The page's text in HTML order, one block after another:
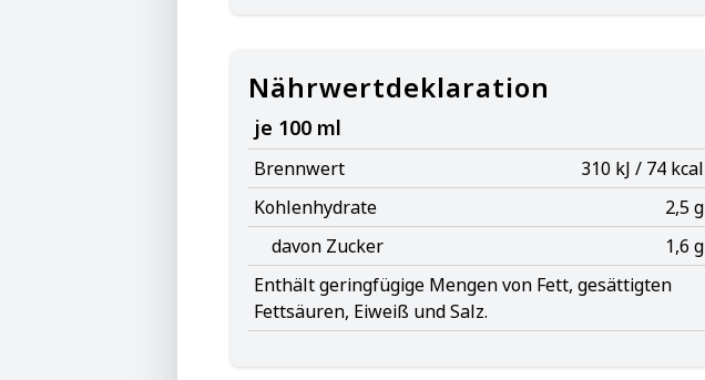
Nährwertdeklaration
je 100 ml
Brennwert
310 kJ / 74 kcal
Kohlenhydrate
2,5 g
davon Zucker
1,6 g
Enthält geringfügige Mengen von Fett, gesättigten
Fettsäuren, Eiweiß und Salz.